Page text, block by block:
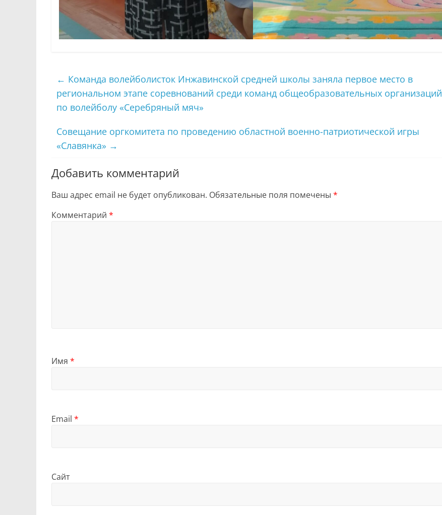
← Команда волейболисток Инжавинской средней школы заняла первое место в
региональном этапе соревнований среди команд общеобразовательных организаций
по волейболу «Серебряный мяч»
Совещание оргкомитета по проведению областной военно-патриотической игры
«Славянка» →
Добавить комментарий
Ваш адрес email не будет опубликован. Обязательные поля помечены *
Комментарий *
Имя *
Email *
Сайт